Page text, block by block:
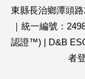
東縣長治鄉潭頭路
｜統一編號：
認證™) | D&B
者